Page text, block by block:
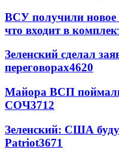
ВСУ получили новое
что входит в
Зеленский сделал
переговорах4620
Майора ВСП
СОЧ3712
Зеленский: США
Patriot3671